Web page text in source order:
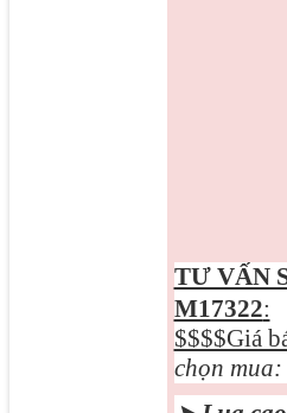
TƯ VẤN
M17322:
$$$$Giá
chọn mua: